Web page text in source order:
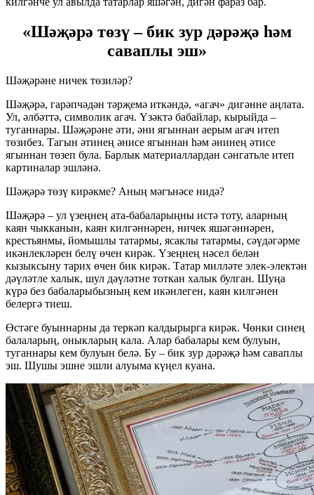
«Шәҗәрә төзү – бик зур дәрәҗә һәм
саваплы эш»
Шәҗәрәне ничек төзиләр?
Шәҗәрә, гарәпчәдән тәрҗемә иткәндә, «агач» дигәнне аңлата.
Ул, әлбәттә, символик агач. Үзәктә бабайлар, кырыйда –
туганнары. Шәҗәрәне әти, әни ягыннан аерым агач итеп
төзибез. Тагын әтинең әнисе ягыннан һәм әнинең әтисе
ягыннан төзеп була. Барлык материаллардан сәнгатьле итеп
картиналар эшләнә.
Шәҗәрә төзү кирәкме? Аның мәгънәсе нидә?
Шәҗәрә – ул үзеңнең ата-бабаларыңны истә тоту, аларның
каян чыкканын, каян килгәннәрен, ничек яшәгәннәрен,
крестьянмы, йомышлы татармы, ясаклы татармы, сәүдәгәрме
икәнлекләрен белү өчен кирәк. Үзеңнең нәсел белән
кызыксыну тарих өчен бик кирәк. Татар милләте элек-электән
дәүләтле халык, шул дәүләтне тоткан халык булган. Шуңа
күрә без бабаларыбызның кем икәнлеген, каян килгәнен
белергә тиеш.
Өстәге буыннарны да теркәп калдырырга кирәк. Чөнки синең
балаларың, оныкларың кала. Алар бабалары кем булуын,
туганнары кем булуын белә. Бу – бик зур дәрәҗә һәм саваплы
эш. Шушы эшне эшли алуыма күңел куана.